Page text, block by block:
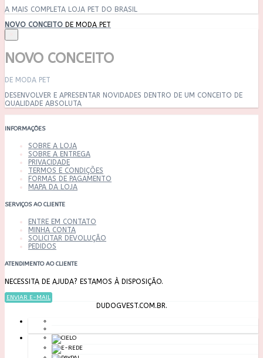
A MAIS COMPLETA LOJA PET DO BRASIL
NOVO CONCEITO DE MODA PET
NOVO CONCEITO
DE MODA PET
DESENVOLVER E APRESENTAR NOVIDADES DENTRO DE UM CONCEITO DE
QUALIDADE ABSOLUTA
INFORMAÇÕES
SOBRE A LOJA
SOBRE A ENTREGA
PRIVACIDADE
TERMOS E CONDIÇÕES
FORMAS DE PAGAMENTO
MAPA DA LOJA
SERVIÇOS AO CLIENTE
ENTRE EM CONTATO
MINHA CONTA
SOLICITAR DEVOLUÇÃO
PEDIDOS
ATENDIMENTO AO CLIENTE
NECESSITA DE AJUDA? ESTAMOS À DISPOSIÇÃO.
ENVIAR E-MAIL
DUDOGVEST.COM.BR.